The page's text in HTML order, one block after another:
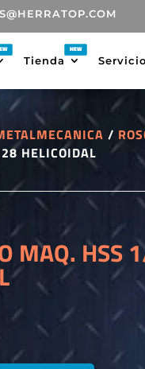
Tienda
/
HELICOIDAL
MAQ. HSS